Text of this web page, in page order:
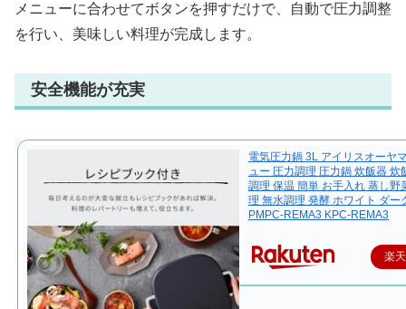
メニューに合わせてボタンを押すだけで、自動で圧力調整
を行い、美味しい料理が完成します。
安全機能が充実
電気圧力鍋 3L アイリスオーヤ
ュー 圧力調理 圧力鍋 炊飯器 炊
調理 保温 簡単 お手入れ 蒸し野
理 無水調理 発酵 ホワイト ダー
PMPC-REMA3 KPC-REMA3
楽